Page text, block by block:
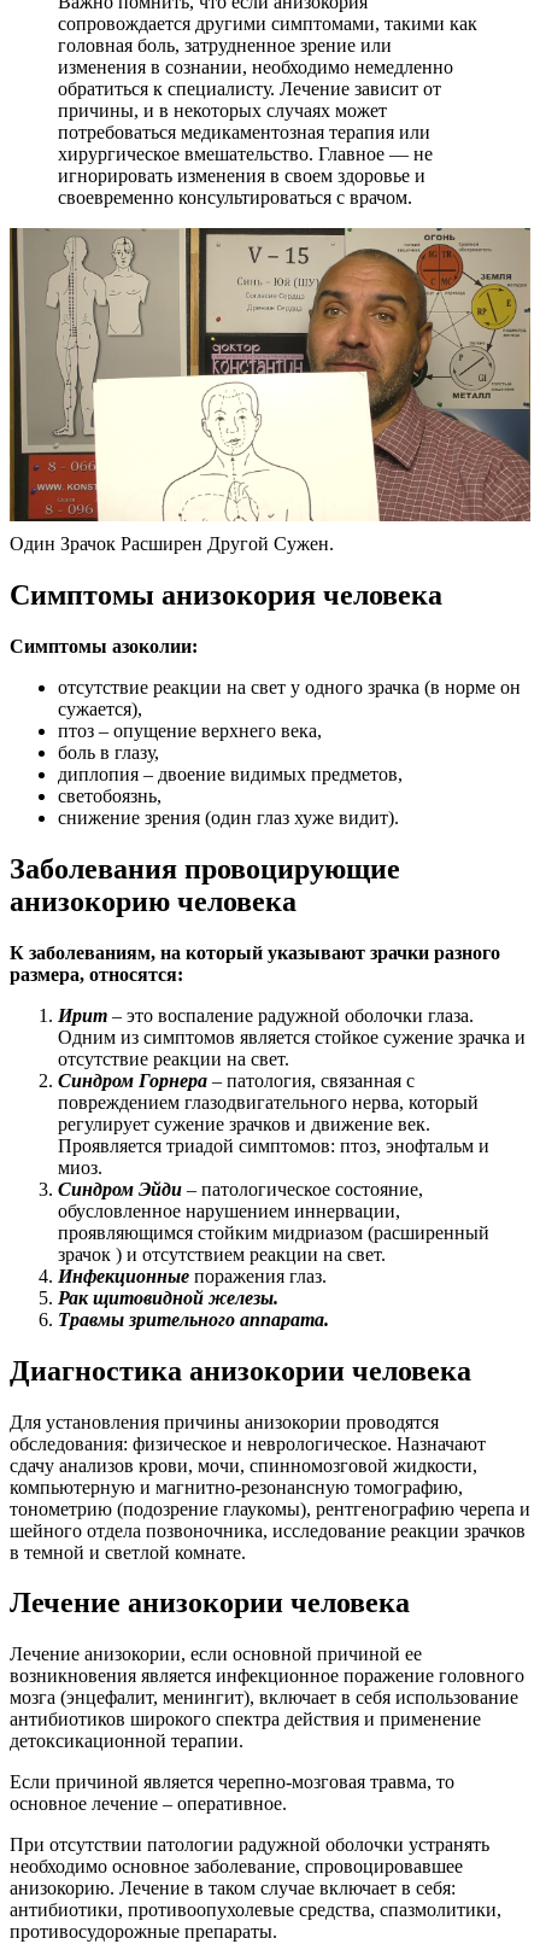
сопровождается другими симптомами, такими как
головная боль, затрудненное зрение или
изменения в сознании, необходимо немедленно
обратиться к специалисту. Лечение зависит от
причины, и в некоторых случаях может
потребоваться медикаментозная терапия или
хирургическое вмешательство. Главное — не
игнорировать изменения в своем здоровье и
своевременно консультироваться с врачом.
Один Зрачок Расширен Другой Сужен.
Симптомы анизокория человека
Симптомы азоколии:
отсутствие реакции на свет у одного зрачка (в норме он
сужается),
птоз – опущение верхнего века,
боль в глазу,
диплопия – двоение видимых предметов,
светобоязнь,
снижение зрения (один глаз хуже видит).
Заболевания провоцирующие
анизокорию человека
К заболеваниям, на который указывают зрачки разного
размера, относятся:
Ирит – это воспаление радужной оболочки глаза.
Одним из симптомов является стойкое сужение зрачка и
отсутствие реакции на свет.
Синдром Горнера – патология, связанная с
повреждением глазодвигательного нерва, который
регулирует сужение зрачков и движение век.
Проявляется триадой симптомов: птоз, энофтальм и
миоз.
Синдром Эйди – патологическое состояние,
обусловленное нарушением иннервации,
проявляющимся стойким мидриазом (расширенный
зрачок ) и отсутствием реакции на свет.
Инфекционные поражения глаз.
Рак щитовидной железы.
Травмы зрительного аппарата.
Диагностика анизокории человека
Для установления причины анизокории проводятся
обследования: физическое и неврологическое. Назначают
сдачу анализов крови, мочи, спинномозговой жидкости,
компьютерную и магнитно-резонансную томографию,
тонометрию (подозрение глаукомы), рентгенографию черепа и
шейного отдела позвоночника, исследование реакции зрачков
в темной и светлой комнате.
Лечение анизокории человека
Лечение анизокории, если основной причиной ее
возникновения является инфекционное поражение головного
мозга (энцефалит, менингит), включает в себя использование
антибиотиков широкого спектра действия и применение
детоксикационной терапии.
Если причиной является черепно-мозговая травма, то
основное лечение – оперативное.
При отсутствии патологии радужной оболочки устранять
необходимо основное заболевание, спровоцировавшее
анизокорию. Лечение в таком случае включает в себя:
антибиотики, противоопухолевые средства, спазмолитики,
противосудорожные препараты.